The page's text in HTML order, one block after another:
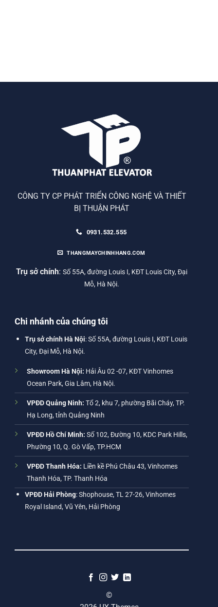
CÔNG TY CP PHÁT TRIỂN CÔNG NGHỆ VÀ THIẾT
BỊ THUẬN PHÁT
0931.532.555
THANGMAYCHINHHANG.COM
Trụ sở chính: Số 55A, đường Louis I, KĐT Louis City, Đại
Mỗ, Hà Nội.
Chi nhánh của chúng tôi
Trụ sở chính Hà Nội: Số 55A, đường Louis I, KĐT Louis
City, Đại Mỗ, Hà Nội.
Showroom Hà Nội: Hải Âu 02 -07, KĐT Vinhomes
Ocean Park, Gia Lâm, Hà Nội.
VPĐD Quảng Ninh: Tổ 2, khu 7, phường Bãi Cháy, TP.
Hạ Long, tỉnh Quảng Ninh
VPĐD Hồ Chí Minh: Số 102, Đường 10, KDC Park Hills,
Phường 10, Q. Gò Vấp, TP.HCM
VPĐD Thanh Hóa: Liền kề Phú Châu 43, Vinhomes
Thanh Hóa, TP. Thanh Hóa
VPĐD Hải Phòng: Shophouse, TL 27-26, Vinhomes
Royal Island, Vũ Yên, Hải Phòng
©